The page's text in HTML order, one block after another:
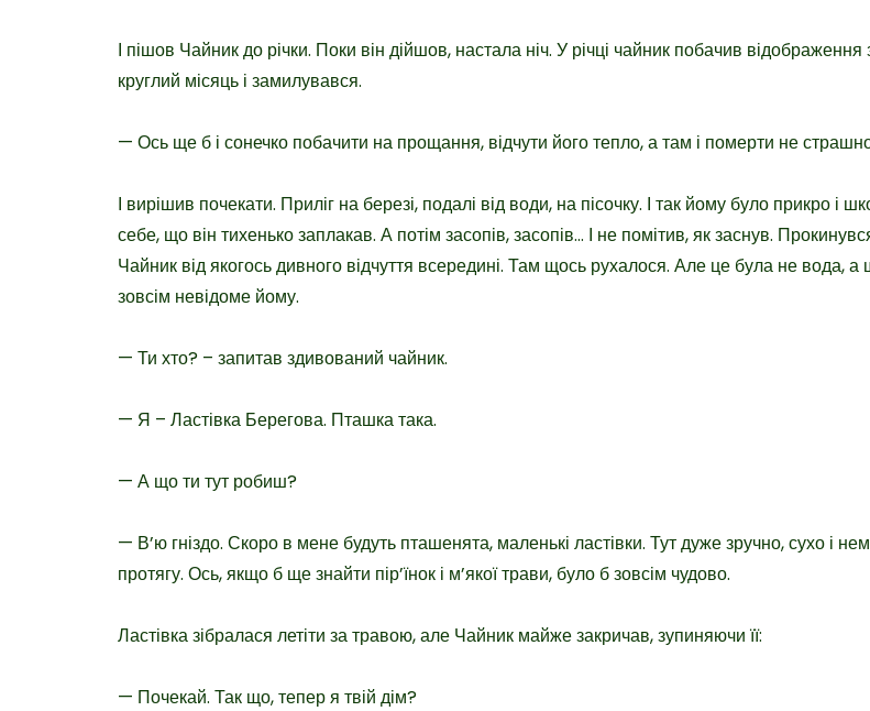
І пішов Чайник до річки. Поки він дійшов, настала ніч. У річці чайник побачив відображення
круглий місяць і замилувався.
— Ось ще б і сонечко побачити на прощання, відчути його тепло, а там і померти не
І вирішив почекати. Приліг на березі, подалі від води, на пісочку. І так йому було прикро і
себе, що він тихенько заплакав. А потім засопів, засопів… І не помітив, як заснув.
Чайник від якогось дивного відчуття всередині. Там щось рухалося. Але це була не вода, а
зовсім невідоме йому.
— Ти хто? – запитав здивований чайник.
— Я – Ластівка Берегова. Пташка така.
— А що ти тут робиш?
— В’ю гніздо. Скоро в мене будуть пташенята, маленькі ластівки. Тут дуже зручно, сухо і
протягу. Ось, якщо б ще знайти пір’їнок і м’якої трави, було б зовсім чудово.
Ластівка зібралася летіти за травою, але Чайник майже закричав, зупиняючи її:
— Почекай. Так що, тепер я твій дім?